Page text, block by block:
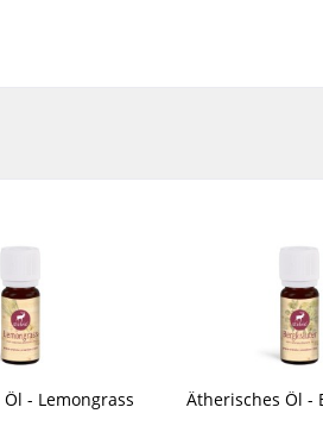
- Lemongrass Ätherisches Öl -